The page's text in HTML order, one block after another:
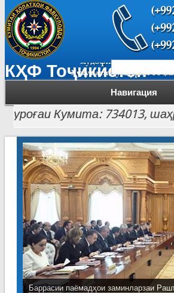
КҲФ Тоҷикистон
Навигация
Форма
Кумита: 734013, шаҳри
Баррасии паёмадҳои заминларзаи